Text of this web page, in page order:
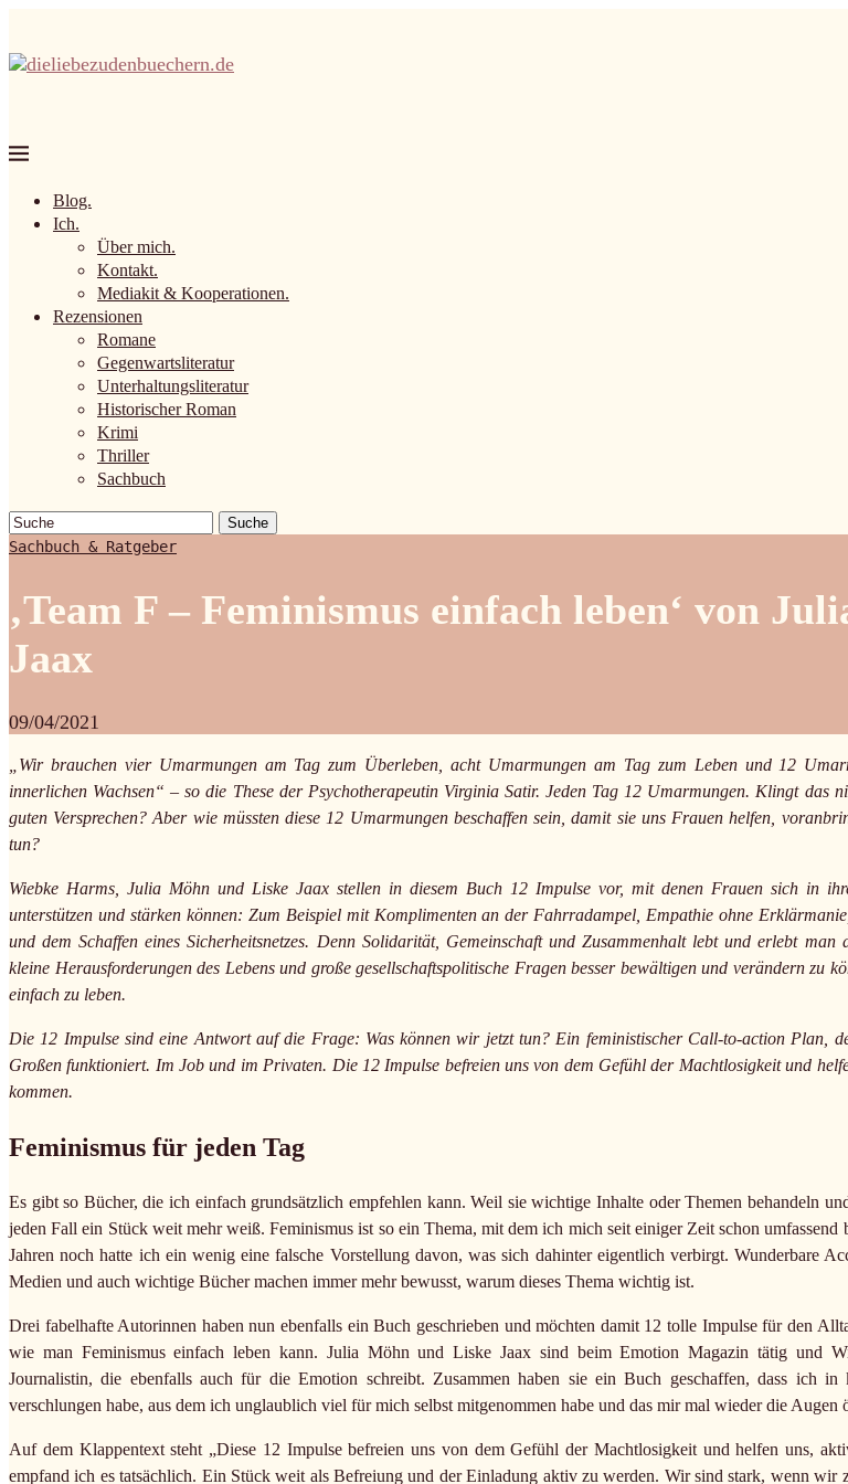
Blog.
Ich.
Über mich.
Kontakt.
Mediakit & Kooperationen.
Rezensionen
Romane
Gegenwartsliteratur
Unterhaltungsliteratur
Historischer Roman
Krimi
Thriller
Sachbuch
Suche
Sachbuch & Ratgeber
‚Team F – Feminismus einfach leben‘ von
Jaax
09/04/2021
„Wir brauchen vier Umarmungen am Tag zum Überleben, acht Umarmungen am Tag zum Leben und 12
innerlichen Wachsen“ – so die These der Psychotherapeutin Virginia Satir. Jeden Tag 12 Umarmungen. Klingt das
guten Versprechen? Aber wie müssten diese 12 Umarmungen beschaffen sein, damit sie uns Frauen helfen,
tun?
Wiebke Harms, Julia Möhn und Liske Jaax stellen in diesem Buch 12 Impulse vor, mit denen Frauen sich in
unterstützen und stärken können: Zum Beispiel mit Komplimenten an der Fahrradampel, Empathie ohne
und dem Schaffen eines Sicherheitsnetzes. Denn Solidarität, Gemeinschaft und Zusammenhalt lebt und erlebt man
kleine Herausforderungen des Lebens und große gesellschaftspolitische Fragen besser bewältigen und verändern zu
einfach zu leben.
Die 12 Impulse sind eine Antwort auf die Frage: Was können wir jetzt tun? Ein feministischer Call-to-action Plan,
Großen funktioniert. Im Job und im Privaten. Die 12 Impulse befreien uns von dem Gefühl der Machtlosigkeit und
kommen.
Feminismus für jeden Tag
Es gibt so Bücher, die ich einfach grundsätzlich empfehlen kann. Weil sie wichtige Inhalte oder Themen behandeln
jeden Fall ein Stück weit mehr weiß. Feminismus ist so ein Thema, mit dem ich mich seit einiger Zeit schon umfassend
Jahren noch hatte ich ein wenig eine falsche Vorstellung davon, was sich dahinter eigentlich verbirgt. Wunderbare
Medien und auch wichtige Bücher machen immer mehr bewusst, warum dieses Thema wichtig ist.
Drei fabelhafte Autorinnen haben nun ebenfalls ein Buch geschrieben und möchten damit 12 tolle Impulse für den
wie man Feminismus einfach leben kann. Julia Möhn und Liske Jaax sind beim Emotion Magazin tätig und
Journalistin, die ebenfalls auch für die Emotion schreibt. Zusammen haben sie ein Buch geschaffen, dass ich in
verschlungen habe, aus dem ich unglaublich viel für mich selbst mitgenommen habe und das mir mal wieder die Augen
Auf dem Klappentext steht „Diese 12 Impulse befreien uns von dem Gefühl der Machtlosigkeit und helfen uns,
empfand ich es tatsächlich. Ein Stück weit als Befreiung und der Einladung aktiv zu werden. Wir sind stark, wenn wir